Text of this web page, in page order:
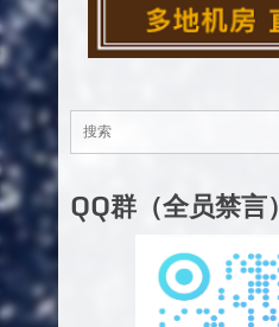
QQ群（全员禁言）